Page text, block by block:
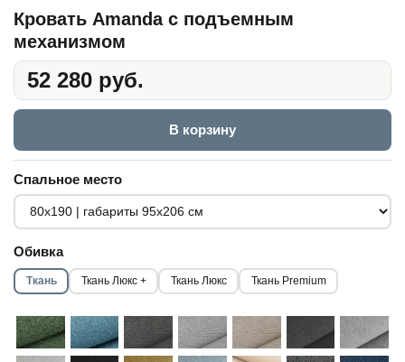
Кровать Amanda с подъемным
механизмом
52 280 руб.
В корзину
Спальное место
Обивка
Ткань Ткань Люкс + Ткань Люкс Ткань Premium